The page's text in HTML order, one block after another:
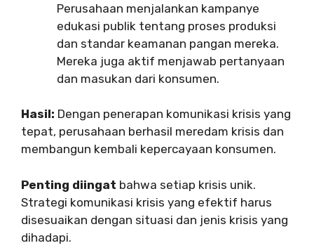
Perusahaan menjalankan kampanye
edukasi publik tentang proses produksi
dan standar keamanan pangan mereka.
Mereka juga aktif menjawab pertanyaan
dan masukan dari konsumen.
Hasil: Dengan penerapan komunikasi krisis yang
tepat, perusahaan berhasil meredam krisis dan
membangun kembali kepercayaan konsumen.
Penting diingat bahwa setiap krisis unik.
Strategi komunikasi krisis yang efektif harus
disesuaikan dengan situasi dan jenis krisis yang
dihadapi.